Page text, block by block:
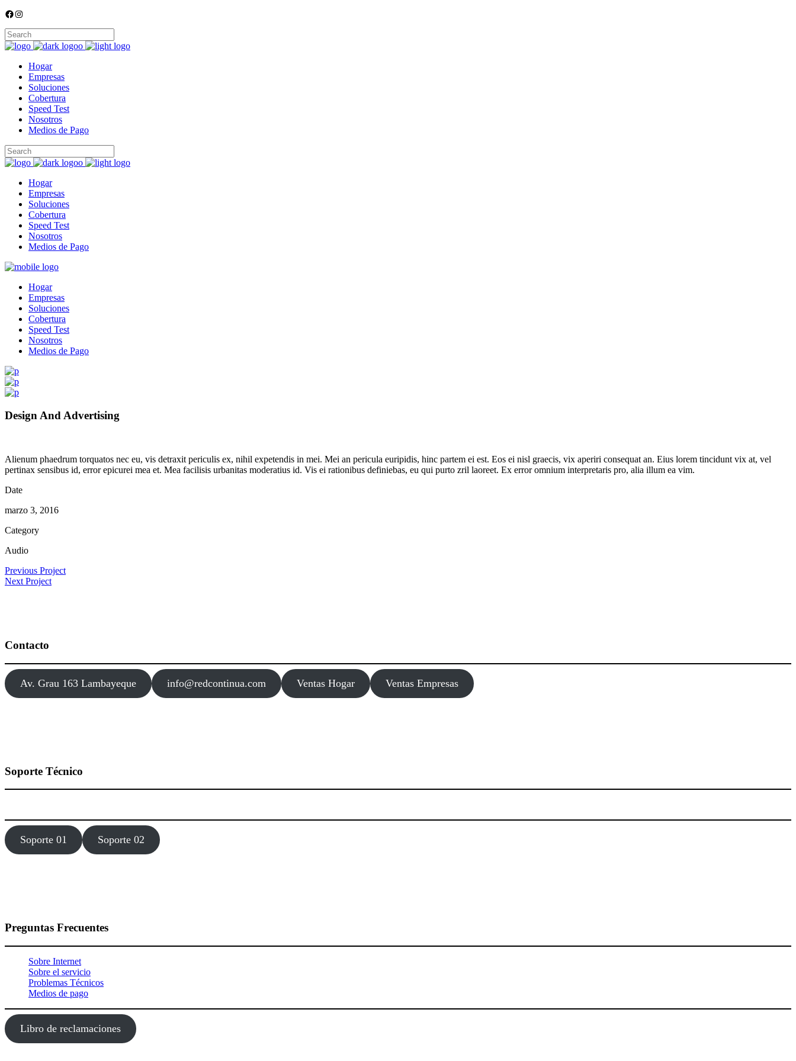
Facebook
Instagram
Hogar
Empresas
Soluciones
Cobertura
Speed Test
Nosotros
Medios de Pago
Hogar
Empresas
Soluciones
Cobertura
Speed Test
Nosotros
Medios de Pago
Hogar
Empresas
Soluciones
Cobertura
Speed Test
Nosotros
Medios de Pago
Design And Advertising
Alienum phaedrum torquatos nec eu, vis detraxit periculis ex, nihil expetendis in mei. Mei an pericula euripidis, hinc partem ei est. Eos ei nisl graecis, vix aperiri consequat an. Eius lorem tincidunt vix at, vel
pertinax sensibus id, error epicurei mea et. Mea facilisis urbanitas moderatius id. Vis ei rationibus definiebas, eu qui purto zril laoreet. Ex error omnium interpretaris pro, alia illum ea vim.
Date
marzo 3, 2016
Category
Audio
Previous Project
Next Project
Contacto
Av. Grau 163 Lambayeque info@redcontinua.com Ventas Hogar Ventas Empresas
Soporte Técnico
Soporte 01 Soporte 02
Preguntas Frecuentes
Sobre Internet
Sobre el servicio
Problemas Técnicos
Medios de pago
Libro de reclamaciones